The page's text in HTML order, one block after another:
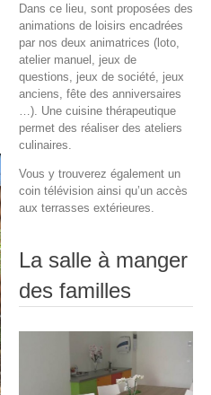
Dans ce lieu, sont proposées des
animations de loisirs encadrées
par nos deux animatrices (loto,
atelier manuel, jeux de
questions, jeux de société, jeux
anciens, fête des anniversaires
…). Une cuisine thérapeutique
permet des réaliser des ateliers
culinaires.
Vous y trouverez également un
coin télévision ainsi qu’un accès
aux terrasses extérieures.
La salle à manger
des familles